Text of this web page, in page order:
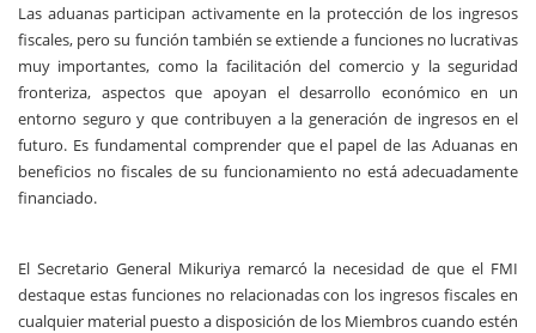
Las aduanas participan activamente en la protección de los ingresos
fiscales, pero su función también se extiende a funciones no lucrativas
muy importantes, como la facilitación del comercio y la seguridad
fronteriza, aspectos que apoyan el desarrollo económico en un
entorno seguro y que contribuyen a la generación de ingresos en el
futuro. Es fundamental comprender que el papel de las Aduanas en
beneficios no fiscales de su funcionamiento no está adecuadamente
financiado.
El Secretario General Mikuriya remarcó la necesidad de que el FMI
destaque estas funciones no relacionadas con los ingresos fiscales en
cualquier material puesto a disposición de los Miembros cuando estén